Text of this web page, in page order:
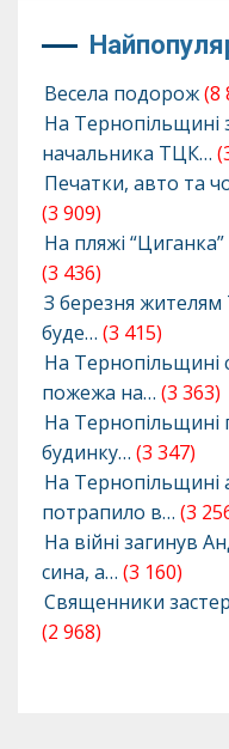
Весела подорож(8
На Тернопільщині
начальника ТЦК…
Печатки, авто та
(3 909)
На пляжі
(3 436)
З березня
буде… (3 415)
На Тернопільщині
пожежа на… (3 363)
На Тернопільщині
будинку… (3 347)
На Тернопільщині
потрапило в… (3
На війні загинув
сина, а… (3 160)
Священники
(2 968)